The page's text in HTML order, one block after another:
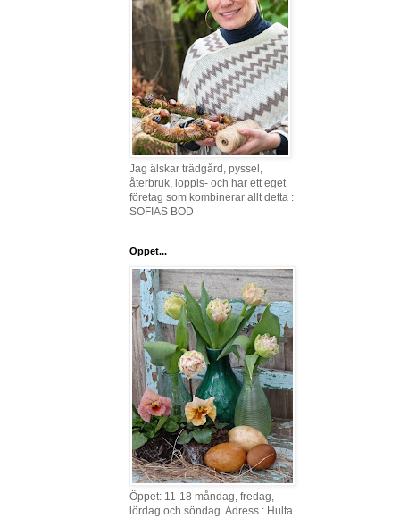
Jag älskar trädgård, pyssel,
återbruk, loppis- och har ett eget
företag som kombinerar allt detta :
SOFIAS BOD
Öppet...
Öppet: 11-18 måndag, fredag,
lördag och söndag. Adress : Hulta